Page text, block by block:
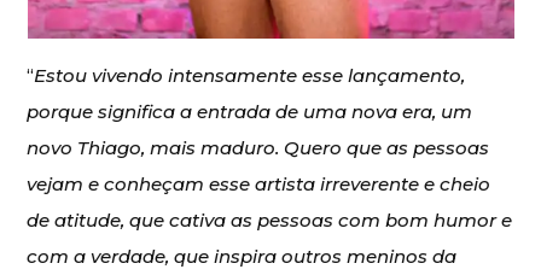
“Estou vivendo intensamente esse lançamento,
porque significa a entrada de uma nova era, um
novo Thiago, mais maduro. Quero que as pessoas
vejam e conheçam esse artista irreverente e cheio
de atitude, que cativa as pessoas com bom humor e
com a verdade, que inspira outros meninos da